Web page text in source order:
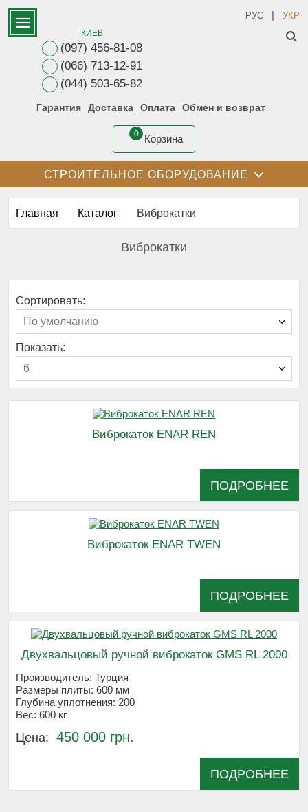
КИЕВ
(097) 456-81-08
(066) 713-12-91
(044) 503-65-82
Гарантия Доставка Оплата Обмен и возврат
0 Корзина
РУС | УКР
СТРОИТЕЛЬНОЕ ОБОРУДОВАНИЕ
Главная Каталог Виброкатки
Виброкатки
Сортировать:
По умолчанию
Показать:
6
Виброкаток ENAR REN
ПОДРОБНЕЕ
Виброкаток ENAR TWEN
ПОДРОБНЕЕ
Двухвальцовый ручной виброкаток GMS RL 2000
Производитель: Турция
Размеры плиты: 600 мм
Глубина уплотнения: 200
Вес: 600 кг
Цена: 450 000 грн.
ПОДРОБНЕЕ